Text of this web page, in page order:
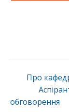
Про
обговорення